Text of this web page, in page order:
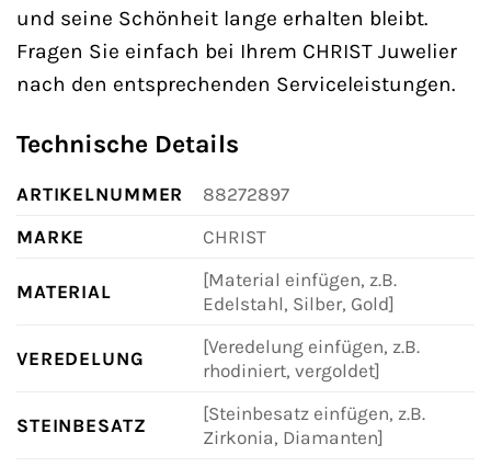
und seine Schönheit lange erhalten bleibt.
Fragen Sie einfach bei Ihrem CHRIST Juwelier
nach den entsprechenden Serviceleistungen.
Technische Details
ARTIKELNUMMER
88272897
MARKE
CHRIST
MATERIAL
[Material einfügen, z.B.
Edelstahl, Silber, Gold]
VEREDELUNG
[Veredelung einfügen, z.B.
rhodiniert, vergoldet]
STEINBESATZ
[Steinbesatz einfügen, z.B.
Zirkonia, Diamanten]